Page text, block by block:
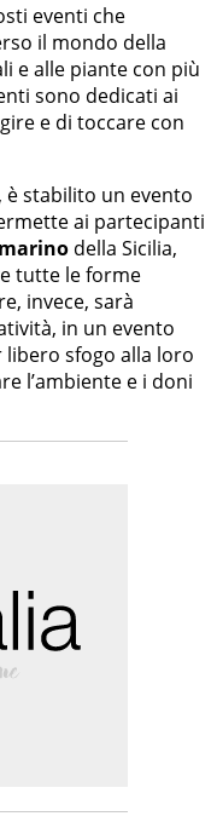
eventi che
il mondo della
e alle piante con più
sono dedicati ai
e di toccare con
è stabilito un evento
ai partecipanti
della Sicilia,
tutte le forme
invece, sarà
in un evento
sfogo alla loro
l’ambiente e i doni